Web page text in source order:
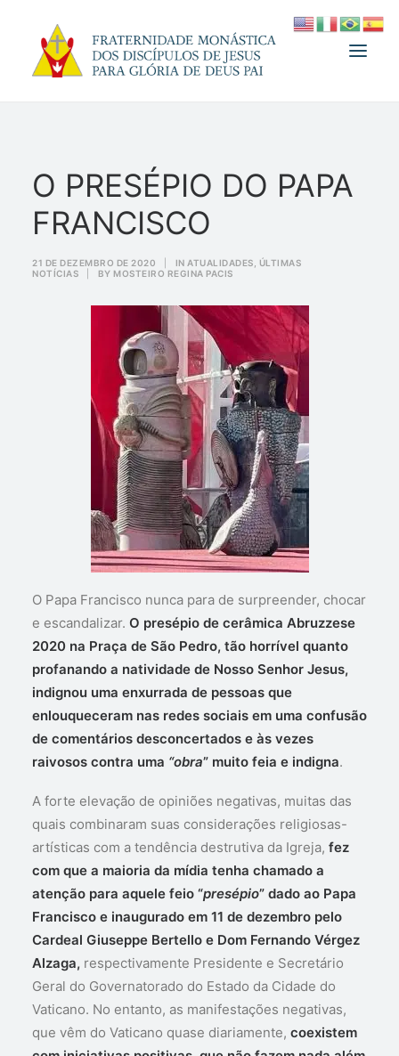
FUNDADOR
MEDJUGORJE
ATUALIDADES
O PRESÉPIO DO PAPA
FRANCISCO
21 DE DEZEMBRO DE 2020 IN ATUALIDADES ÚLTIMAS
NOTÍCIAS
BY MOSTEIRO REGINA PACIS
O Papa Francisco nunca para de surpreender, chocar
e escandalizar. O presépio de cerâmica Abruzzese
2020 na Praça de São Pedro, tão horrível quanto
profanando a natividade de Nosso Senhor Jesus,
indignou uma enxurrada de pessoas que
enlouqueceram nas redes sociais em uma confusão
de comentários desconcertados e às vezes
raivosos contra uma “obra” muito feia e indigna.
A forte elevação de opiniões negativas, muitas das
quais combinaram suas considerações religiosas-
artísticas com a tendência destrutiva da Igreja, fez
com que a maioria da mídia tenha chamado a
atenção para aquele feio “presépio” dado ao Papa
Francisco e inaugurado em 11 de dezembro pelo
Cardeal Giuseppe Bertello e Dom Fernando Vérgez
Alzaga, respectivamente Presidente e Secretário
Geral do Governatorado do Estado da Cidade do
Vaticano. No entanto, as manifestações negativas,
que vêm do Vaticano quase diariamente, coexistem